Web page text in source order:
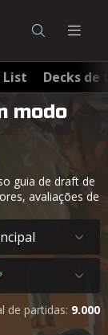
List Decks
modo
guia de draft de
avaliações de
de partidas: 9.000